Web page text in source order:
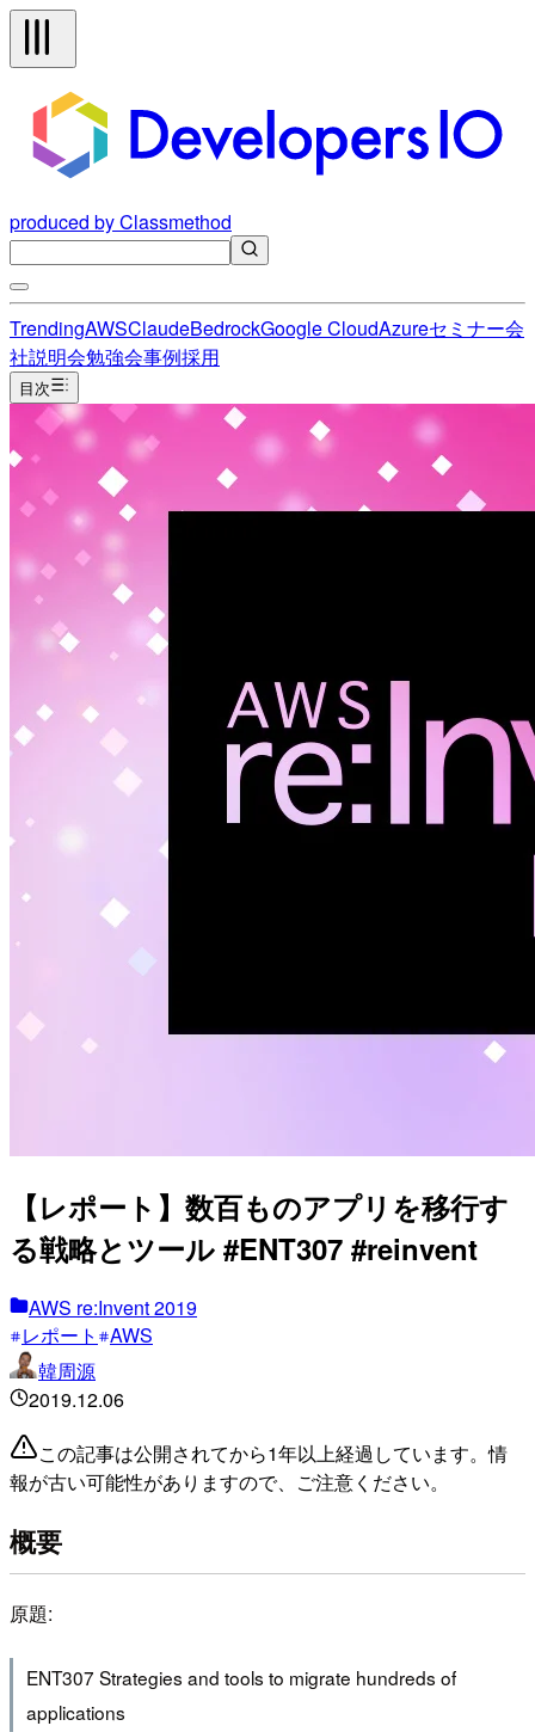
produced by Classmethod
TrendingAWSClaudeBedrockGoogle CloudAzureセミナー会
社説明会勉強会事例採用
目次
【レポート】数百ものアプリを移行す
る戦略とツール #ENT307 #reinvent
AWS re:Invent 2019
レポート
AWS
韓周源
2019.12.06
この記事は公開されてから1年以上経過しています。情
報が古い可能性がありますので、ご注意ください。
概要
原題:
ENT307 Strategies and tools to migrate hundreds of
applications